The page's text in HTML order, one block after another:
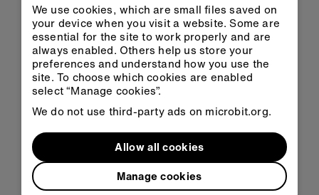
You can also:
Adio cyfanswm pob colofn i wneud eich colofn
neu siart bar eich hun i ddelweddu data eich
arolwg.
Pwyswch y botwm
copïo
i gopïo'r data fel y
gallwch eu cludo'n syth i mewn i daenlen.
Defnyddiwch swyddogaethSUM
gyfrif cyfanswm pob math o gerbyd.
Lawrlwythwchy data fel ffeil CSV
We use cookies, which are small files saved on
your device when you visit a website. Some are
essential for the site to work properly and are
always enabled. Others help us store your
preferences and understand how you use the
site. To choose which cookies are enabled
select “Manage cookies”.
We do not use third-party ads on microbit.org.
Manage cookies
Allow all cookies